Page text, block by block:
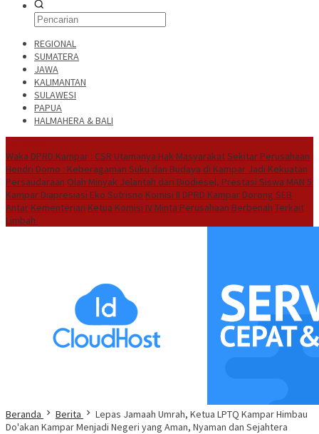
REGIONAL
SUMATERA
JAWA
KALIMANTAN
SULAWESI
PAPUA
HALMAHERA & BALI
Waka DPRD Kampar : CSR Utamanya Hak Masyarakat Sekitar Perusahaan
Hendri Domo : Keberagaman Suku dan Budaya di Kampar Jadi Kekuatan
Persaudaraan Olah Minyak Jelantah dari Biodiesel, Prestasi Siswa MAN 5
Kampar Diapresiasi Eko Sutrisno Komisi II DPRD Kampar Dorong SEB
Antar Kementerian Ketua Komisi IV Minta Perusahaan Berbenah Terkait
Limbah
Beranda Berita
Lepas Jamaah Umrah, Ketua LPTQ Kampar Himbau
Do'akan Kampar Menjadi Negeri yang Aman, Nyaman dan Sejahtera